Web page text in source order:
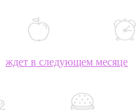
ждет в следующем месяце